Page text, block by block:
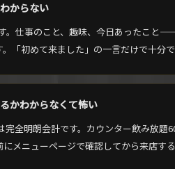
からない
。仕事のこと、趣味、今日あったこと
。「初めて来ました」の一言だけで十分
かわからなくて怖い
完全明朗会計です。カウンター飲み放
メニューページで確認してから来店す